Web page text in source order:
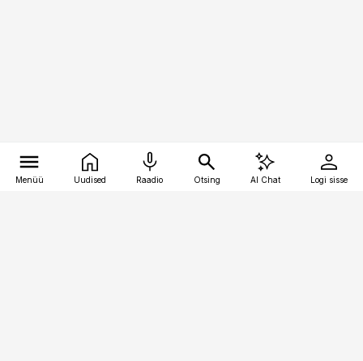
Menüü Uudised Raadio Otsing AI Chat Logi sisse